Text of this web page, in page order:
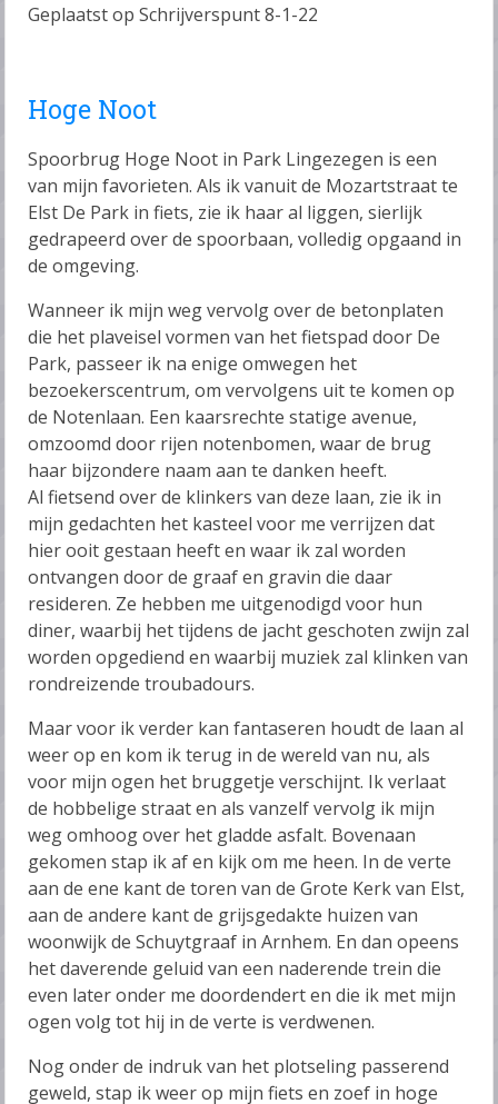
Geplaatst op Schrijverspunt 8-1-22
Hoge Noot
Spoorbrug Hoge Noot in Park Lingezegen is een
van mijn favorieten. Als ik vanuit de Mozartstraat te
Elst De Park in fiets, zie ik haar al liggen, sierlijk
gedrapeerd over de spoorbaan, volledig opgaand in
de omgeving.
Wanneer ik mijn weg vervolg over de betonplaten
die het plaveisel vormen van het fietspad door De
Park, passeer ik na enige omwegen het
bezoekerscentrum, om vervolgens uit te komen op
de Notenlaan. Een kaarsrechte statige avenue,
omzoomd door rijen notenbomen, waar de brug
haar bijzondere naam aan te danken heeft.
Al fietsend over de klinkers van deze laan, zie ik in
mijn gedachten het kasteel voor me verrijzen dat
hier ooit gestaan heeft en waar ik zal worden
ontvangen door de graaf en gravin die daar
resideren. Ze hebben me uitgenodigd voor hun
diner, waarbij het tijdens de jacht geschoten zwijn zal
worden opgediend en waarbij muziek zal klinken van
rondreizende troubadours.
Maar voor ik verder kan fantaseren houdt de laan al
weer op en kom ik terug in de wereld van nu, als
voor mijn ogen het bruggetje verschijnt. Ik verlaat
de hobbelige straat en als vanzelf vervolg ik mijn
weg omhoog over het gladde asfalt. Bovenaan
gekomen stap ik af en kijk om me heen. In de verte
aan de ene kant de toren van de Grote Kerk van Elst,
aan de andere kant de grijsgedakte huizen van
woonwijk de Schuytgraaf in Arnhem. En dan opeens
het daverende geluid van een naderende trein die
even later onder me doordendert en die ik met mijn
ogen volg tot hij in de verte is verdwenen.
Nog onder de indruk van het plotseling passerend
geweld, stap ik weer op mijn fiets en zoef in hoge